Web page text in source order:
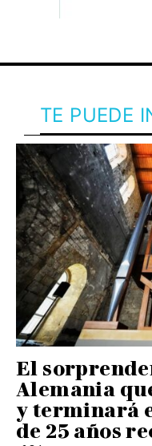
TE PUEDE
El
Alemania
y terminará
de 25 años